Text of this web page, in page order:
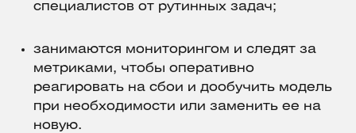
специалистов от рутинных задач;
занимаются мониторингом и следят за
метриками, чтобы оперативно
реагировать на сбои и дообучить модель
при необходимости или заменить ее на
новую.